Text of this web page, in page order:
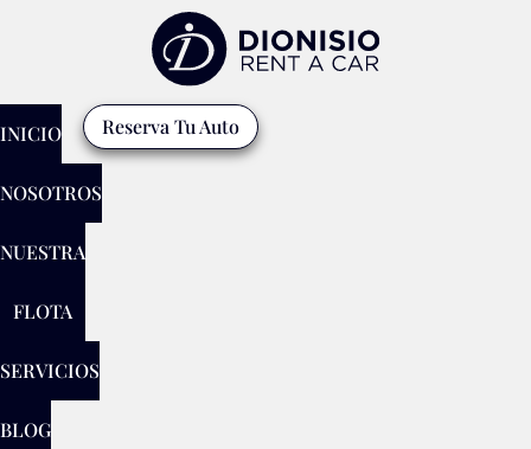
INICIO
NOSOTROS
NUESTRA
FLOTA
SERVICIOS
BLOG
Reserva Tu Auto